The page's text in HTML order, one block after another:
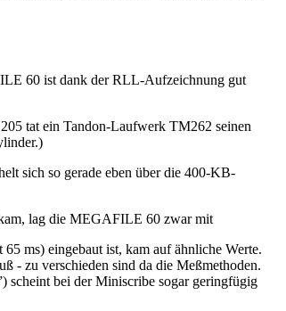
60 ist dank der RLL-Aufzeichnung gut
tat ein Tandon-Laufwerk TM262 seinen
sich so gerade eben über die 400-KB-
kam, lag die MEGAFILE 60 zwar mit
ms) eingebaut ist, kam auf ähnliche Werte.
- zu verschieden sind da die Meßmethoden.
scheint bei der Miniscribe sogar geringfügig